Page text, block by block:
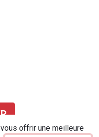
offrir une meilleure